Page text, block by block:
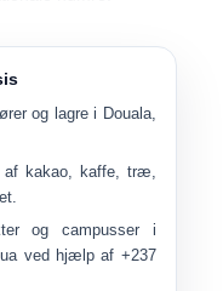
og lagre i Douala,
kakao, kaffe, træ,
og campusser i
ved hjælp af +237